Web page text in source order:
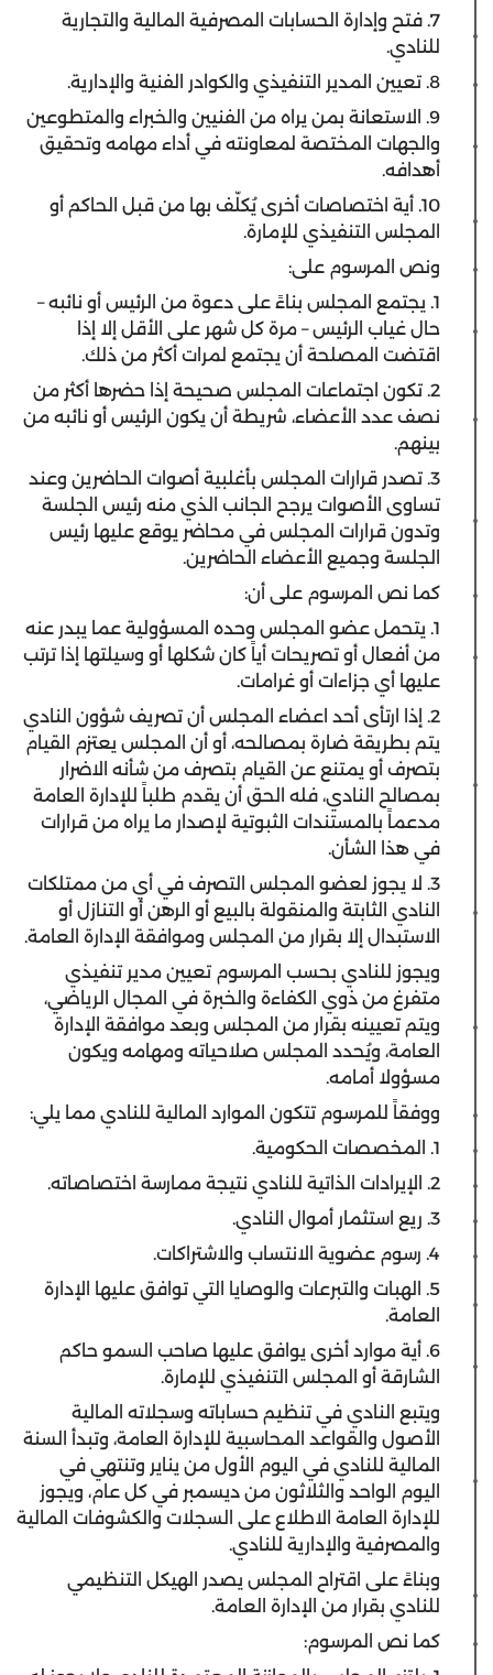
7. فتح وإدارة الحسابات المصرفية المالية والتجارية
للنادي.
8. تعيين المدير التنفيذي والكوادر الفنية والإدارية.
9. الاستعانة بمن يراه من الفنيين والخبراء والمتطوعين
والجهات المختصة لمعاونته في أداء مهامه وتحقيق
أهدافه.
10. أية اختصاصات أخرى يُكلّف بها من قبل الحاكم أو
المجلس التنفيذي للإمارة.
ونص المرسوم على:
1. يجتمع المجلس بناءً على دعوة من الرئيس أو نائبه –
حال غياب الرئيس – مرة كل شهر على الأقل إلا إذا
اقتضت المصلحة أن يجتمع لمرات أكثر من ذلك.
2. تكون اجتماعات المجلس صحيحة إذا حضرها أكثر من
نصف عدد الأعضاء، شريطة أن يكون الرئيس أو نائبه من
بينهم.
3. تصدر قرارات المجلس بأغلبية أصوات الحاضرين وعند
تساوى الأصوات يرجح الجانب الذي منه رئيس الجلسة
وتدون قرارات المجلس في محاضر يوقع عليها رئيس
الجلسة وجميع الأعضاء الحاضرين.
كما نص المرسوم على أن:
1. يتحمل عضو المجلس وحده المسؤولية عما يبدر عنه
من أفعال أو تصريحات أياً كان شكلها أو وسيلتها إذا ترتب
عليها أي جزاءات أو غرامات.
2. إذا ارتأى أحد اعضاء المجلس أن تصريف شؤون النادي
يتم بطريقة ضارة بمصالحه، أو أن المجلس يعتزم القيام
بتصرف أو يمتنع عن القيام بتصرف من شأنه الاضرار
بمصالح النادي، فله الحق أن يقدم طلباً للإدارة العامة
مدعماً بالمستندات الثبوتية لإصدار ما يراه من قرارات
في هذا الشأن.
3. لا يجوز لعضو المجلس التصرف في أي من ممتلكات
النادي الثابتة والمنقولة بالبيع أو الرهن أو التنازل أو
الاستبدال إلا بقرار من المجلس وموافقة الإدارة العامة.
ويجوز للنادي بحسب المرسوم تعيين مدير تنفيذي
متفرغ من ذوي الكفاءة والخبرة في المجال الرياضي،
ويتم تعيينه بقرار من المجلس وبعد موافقة الإدارة
العامة، ويُحدد المجلس صلاحياته ومهامه ويكون
مسؤولا أمامه.
ووفقاً للمرسوم تتكون الموارد المالية للنادي مما يلي:
1. المخصصات الحكومية.
2. الإيرادات الذاتية للنادي نتيجة ممارسة اختصاصاته.
3. ريع استثمار أموال النادي.
4. رسوم عضوية الانتساب والاشتراكات.
5. الهبات والتبرعات والوصايا التي توافق عليها الإدارة
العامة.
6. أية موارد أخرى يوافق عليها صاحب السمو حاكم
الشارقة أو المجلس التنفيذي للإمارة.
ويتبع النادي في تنظيم حساباته وسجلاته المالية
الأصول والقواعد المحاسبية للإدارة العامة، وتبدأ السنة
المالية للنادي في اليوم الأول من يناير وتنتهي في
اليوم الواحد والثلاثون من ديسمبر في كل عام، ويجوز
للإدارة العامة الاطلاع على السجلات والكشوفات المالية
والمصرفية والإدارية للنادي.
وبناءً على اقتراح المجلس يصدر الهيكل التنظيمي
للنادي بقرار من الإدارة العامة.
كما نص المرسوم: